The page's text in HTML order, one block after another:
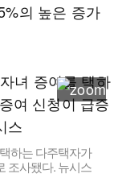
의 높은 증가
하는 다주택자가
조사됐다. 뉴시스